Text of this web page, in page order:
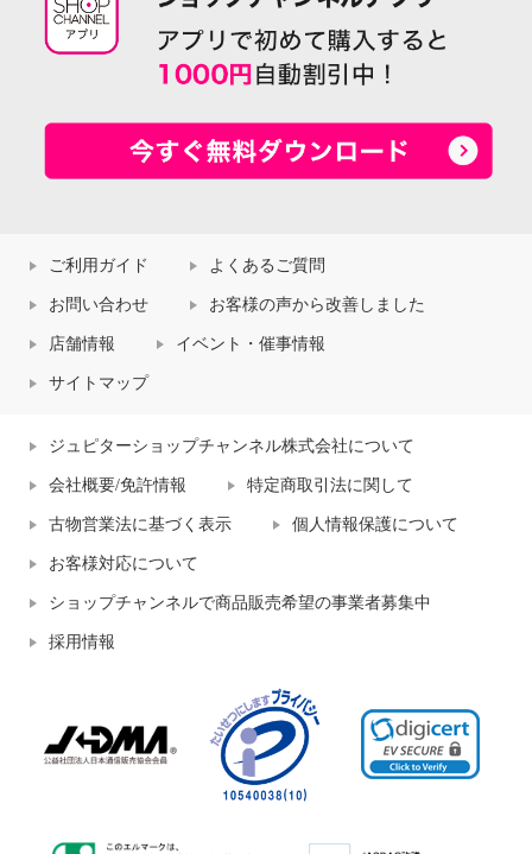
ご利用ガイド よくあるご質問
お問い合わせ お客様の声から改善しました
店舗情報 イベント・催事情報
サイトマップ
ジュピターショップチャンネル株式会社について
会社概要/免許情報 特定商取引法に関して
古物営業法に基づく表示 個人情報保護について
お客様対応について
ショップチャンネルで商品販売希望の事業者募集中
採用情報